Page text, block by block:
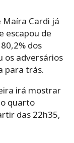
Cardi já
escapou de
dos
os adversários
para trás.
irá mostrar
quarto
das 22h35,